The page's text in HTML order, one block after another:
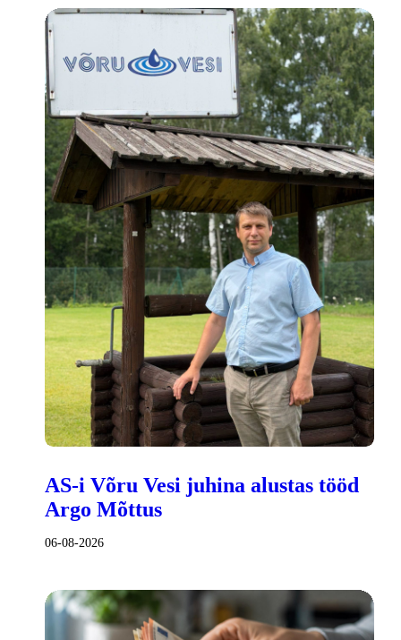
AS-i Võru Vesi juhina alustas tööd
Argo Mõttus
06-08-2026